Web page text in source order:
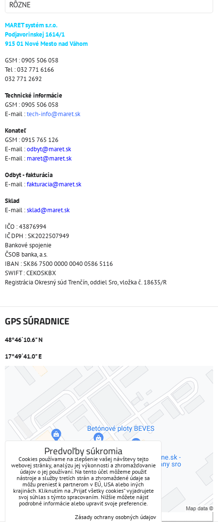
RÔZNE
MARET systém s.r.o.
Podjavorinskej 1614/1
915 01 Nové Mesto nad Váhom
GSM : 0905 506 058
Tel : 032 771 6166
032 771 2692
Technické informácie
GSM : 0905 506 058
E-mail :tech-info@maret.sk
Konateľ
GSM : 0915 765 126
E-mail :odbyt@maret.sk
E-mail : maret@maret.sk
Odbyt - fakturácia
E-mail :fakturacia@maret.sk
Sklad
E-mail :sklad@maret.sk
IČO : 43876994
IČ DPH : SK2022507949
Bankové spojenie
ČSOB banka, a.s.
IBAN : SK86 7500 0000 0040 0586 5116
SWIFT : CEKOSKBX
Registrácia Okresný súd Trenčín, oddiel Sro, vložka č. 18635/R
GPS SÚRADNICE
48°46´10.6" N
17°49´41.0" E
Externý obsah je blokovaný Voľbami súkromia
Prajete si načítať externý obsah?
Povoliť tentokrát
Povoliť a zapamätať - súhlas s druhom cookie: Funkčné
Otvoriť obsah v novom okne
Predvoľby súkromia
Cookies používame na zlepšenie vašej návštevy tejto
webovej stránky, analýzu jej výkonnosti a zhromažďovanie
údajov o jej používaní. Na tento účel môžeme použiť
nástroje a služby tretích strán a zhromaždené údaje sa
môžu preniesť k partnerom v EÚ, USA alebo iných
krajinách. Kliknutím na „Prijať všetky cookies“ vyjadrujete
svoj súhlas s týmto spracovaním. Nižšie môžete nájsť
podrobné informácie alebo upraviť svoje preferencie.
Zásady ochrany osobných údajov